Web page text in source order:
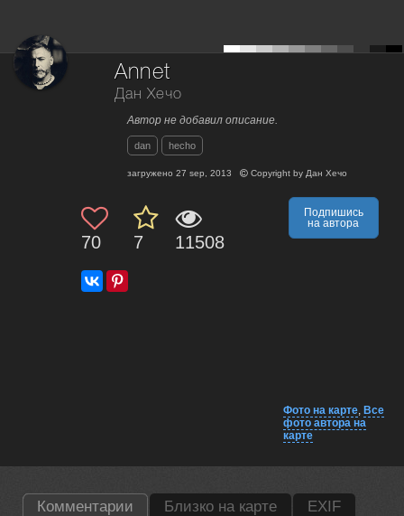
Annet
Дан Хечо
Автор не добавил описание.
dan hecho
загружено 27 sep, 2013 Copyright by Дан Хечо
70 7 11508
Подпишись
на автора
Фото на карте, Все
фото автора на
карте
Комментарии Близко на карте EXIF